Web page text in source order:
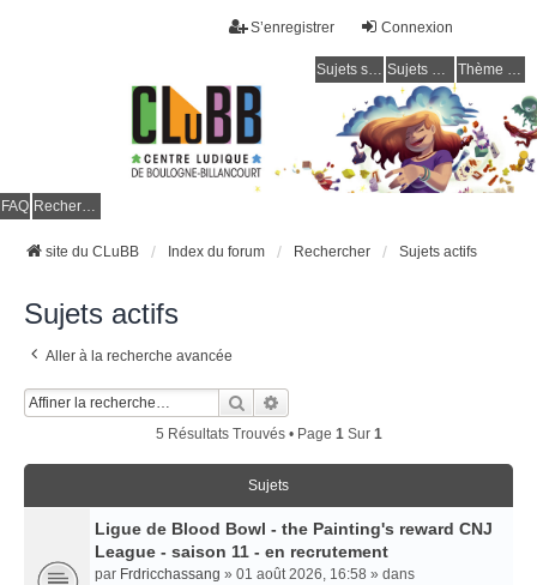
Connexion
S’enregistrer
Sujets sans réponse Sujets actifs Thème clair / foncé
FAQ Rechercher
site du CLuBB Index du forum Rechercher Sujets actifs
Sujets actifs
Aller à la recherche avancée
Rechercher
5 Résultats Trouvés • Page 1Sur 1
Sujets
Ligue de Blood Bowl - the Painting's reward CNJ
League - saison 11 - en recrutement
par Frdricchassang » 01 août 2026, 16:58 » dans